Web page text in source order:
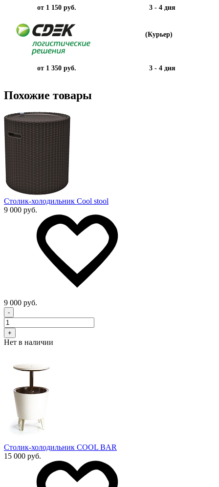
от 1 150 руб. 3 - 4 дня
(Курьер)
от 1 350 руб. 3 - 4 дня
Похожие товары
Столик-холодильник Cool stool
9 000 руб.
9 000 руб.
-
+
Нет в наличии
Столик-холодильник COOL BAR
15 000 руб.